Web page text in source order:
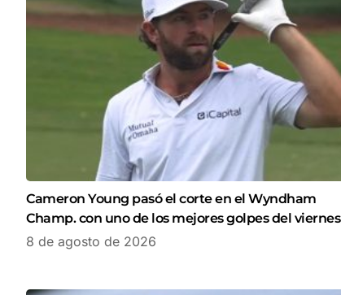
Cameron Young pasó el corte en el Wyndham
Champ. con uno de los mejores golpes del viernes
8 de agosto de 2026